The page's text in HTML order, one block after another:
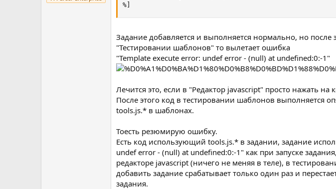
%]
Задание добавляется и выполняется нормально, но после
"Тестировании шаблонов" то вылетает ошибка
"Template execute error: undef error - (null) at undefined:0:-1"
Лечится это, если в "Редактор javascript" просто нажать
После этого код в тестировании шаблонов выполняется
tools.js.* в шаблонах.
Тоесть резюмирую ошибку.
Есть код использующий tools.js.* в задании, задание
undef error - (null) at undefined:0:-1" как при запуске
редакторе javascript (ничего не меняя в теле), в
добавить задание срабатывает только один раз и
задания.